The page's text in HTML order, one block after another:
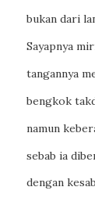
bukan dari
Sayapnya
tangannya
bengkok
namun
sebab ia
dengan